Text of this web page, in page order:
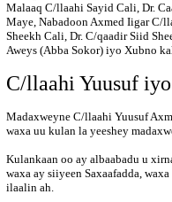
Malaaq C/llaahi Sayid Cali, Dr.
Maye, Nabadoon Axmed Iigar C/
Sheekh Cali, Dr. C/qaadir Siid
Aweys (Abba Sokor) iyo Xubno
C/llaahi Yuusuf
Madaxweyne C/llaahi Yuusuf
waxa uu kulan la yeeshey
Kulankaan oo ay albaabadu u
waxa ay siiyeen Saxaafadda,
ilaalin ah.